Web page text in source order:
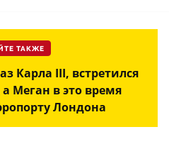
ТАКЖЕ
Карла III, встретился
Меган в это время
Лондона